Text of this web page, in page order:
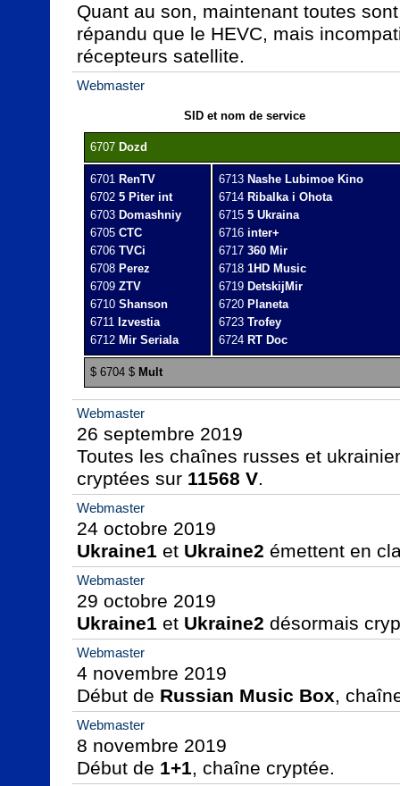
Quant au son, maintenant toutes
répandu que le HEVC, mais
récepteurs satellite.
Webmaster
SID et nom de service
6707 Dozd
6701 RenTV
6702 5 Piter int
6703 Domashniy
6705 CTC
6706 TVCi
6708 Perez
6709 ZTV
6710 Shanson
6711 Izvestia
6712 Mir Seriala
6713 Nashe Lubimoe Kino
6714 Ribalka i Ohota
6715 5 Ukraina
6716 inter+
6717 360 Mir
6718 1HD Music
6719 DetskijMir
6720 Planeta
6723 Trofey
6724 RT Doc
$ 6704 $ Mult
Webmaster
26 septembre 2019
Toutes les chaînes russes et
cryptées sur 11568 V.
Webmaster
Ukraine1 et Ukraine2 émettent en
Webmaster
Ukraine1 et Ukraine2 désormais
Webmaster
4 novembre 2019
Début de Russian Music Box,
Webmaster
8 novembre 2019
Début de 1+1, chaîne cryptée.